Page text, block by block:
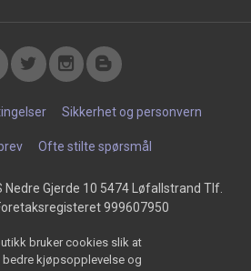
Sikkerhet og personvern
Ofte stilte spørsmål
Nedre Gjerde 10 5474 Løfallstrand Tlf.
999607950
bruker cookies slik at
bedre kjøpsopplevelse og